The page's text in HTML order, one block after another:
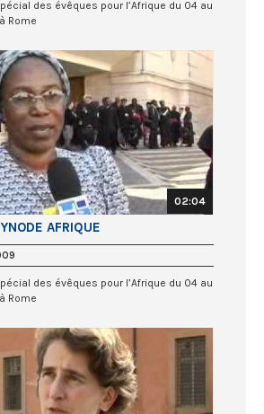
des évêques pour l’Afrique du 04 au
Rome
02:04
AFRIQUE
des évêques pour l’Afrique du 04 au
Rome